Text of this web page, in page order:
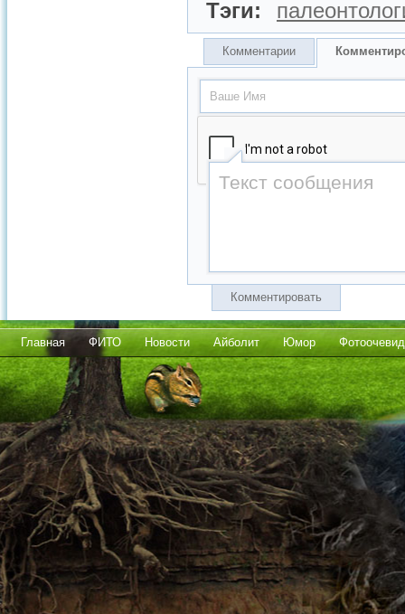
Тэги:
Комментарии
Комментировать
Главная ФИТО Новости Айболит Юмор